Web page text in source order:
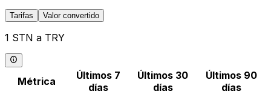
Tarifas Valor convertido
1 STN a TRY
Métrica
Últimos 7
días
Últimos 30
días
Últimos 90
días